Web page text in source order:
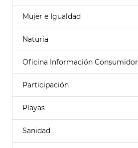
Mujer e Igualdad
Naturia
Oficina Información Consumidor
Participación
Playas
Sanidad